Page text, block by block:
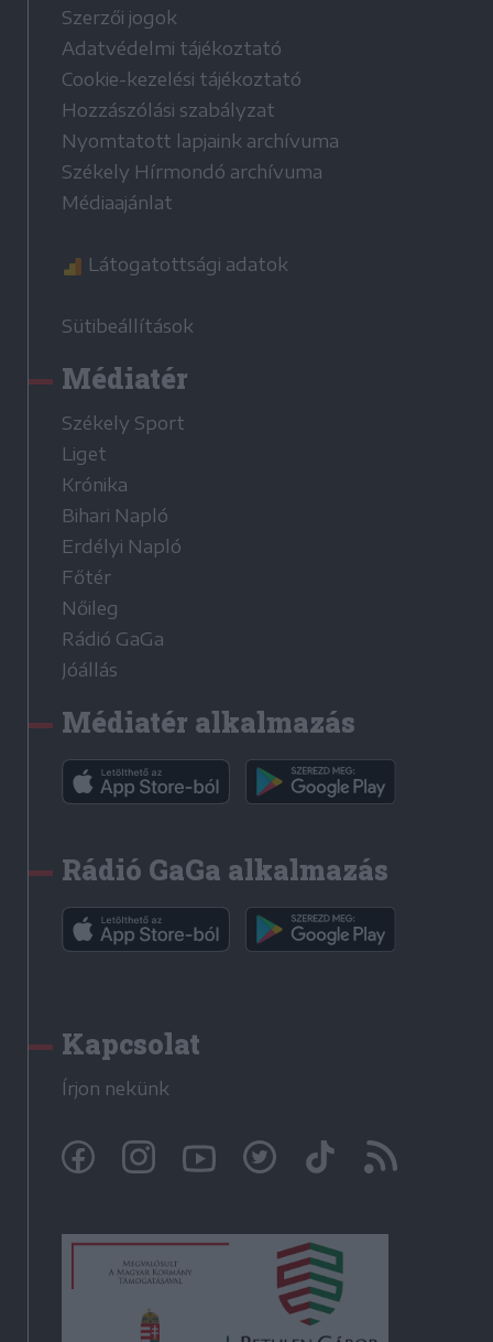
Szerzői jogok
Adatvédelmi tájékoztató
Cookie-kezelési tájékoztató
Hozzászólási szabályzat
Nyomtatott lapjaink archívuma
Székely Hírmondó archívuma
Médiaajánlat
Látogatottsági adatok
Sütibeállítások
Médiatér
Székely Sport
Liget
Krónika
Bihari Napló
Erdélyi Napló
Főtér
Nőileg
Rádió GaGa
Jóállás
Médiatér alkalmazás
Rádió GaGa alkalmazás
Kapcsolat
Írjon nekünk